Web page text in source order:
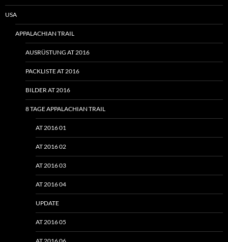
USA
APPALACHIAN TRAIL
AUSRÜSTUNG AT 2016
PACKLISTE AT 2016
BILDER AT 2016
8 TAGE APPALACHIAN TRAIL
AT 2016 01
AT 2016 02
AT 2016 03
AT 2016 04
UPDATE
AT 2016 05